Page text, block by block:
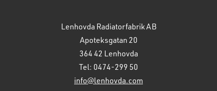
Lenhovda Radiatorfabrik AB
Apoteksgatan 20
364 42 Lenhovda
Tel: 0474-299 50
info@lenhovda.com